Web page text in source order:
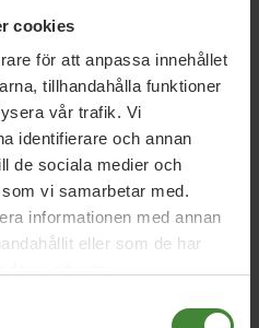
cookies
för att anpassa innehållet
tillhandahålla funktioner
vår trafik. Vi
identifierare och annan
de sociala medier och
vi samarbetar med.
informationen med annan
eller som de har
där information ges om
medlemsutskick.
på till (senast) kl. 17.00.